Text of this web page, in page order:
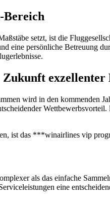
setzt, ist die
eine persönliche Betreuung
Zukunft
wird in den kommenden
ist das ***winairlines vip
als das einfache
eine